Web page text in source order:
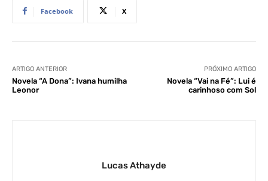
Facebook X
ARTIGO ANTERIOR
Novela “A Dona”: Ivana humilha
Leonor
PRÓXIMO ARTIGO
Novela “Vai na Fé”: Lui é
carinhoso com Sol
Lucas Athayde